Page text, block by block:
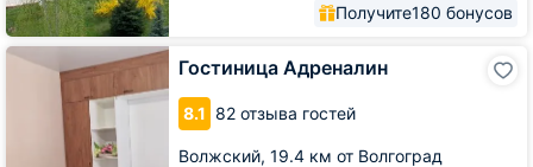
Получите180 бонусов
Гостиница Адреналин
8.1 82 отзыва гостей
Волжский, 19.4 км от Волгоград
Гостиница
Адреналин